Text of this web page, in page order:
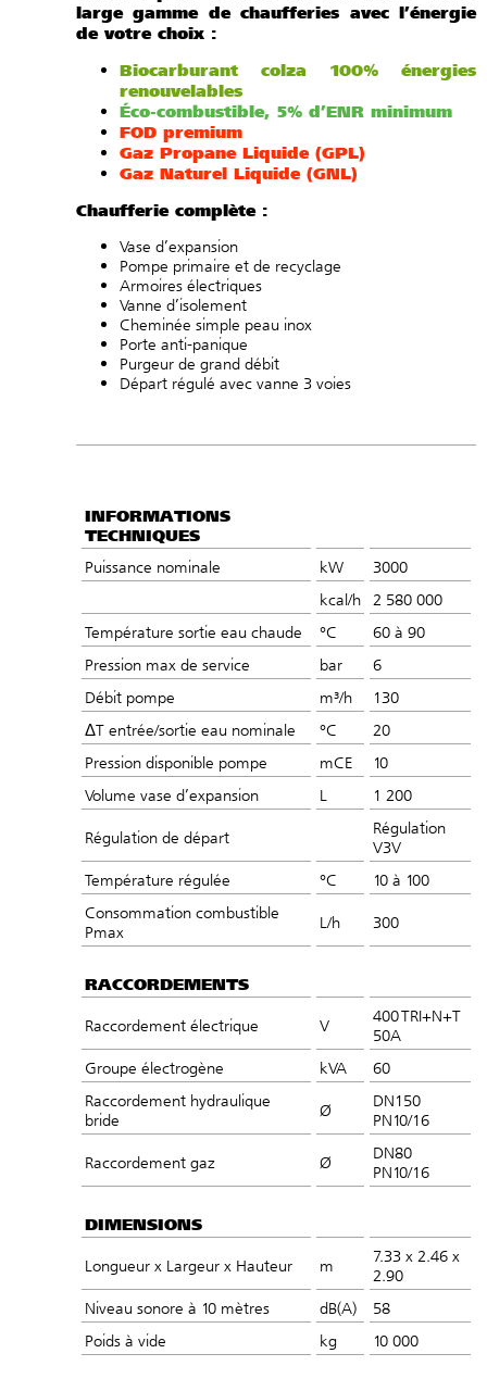
large gamme de chaufferies avec l’énergie
de votre choix :
Biocarburant colza 100% énergies
renouvelables
Éco-combustible, 5% d’ENR minimum
FOD premium
Gaz Propane Liquide (GPL)
Gaz Naturel Liquide (GNL)
Chaufferie complète :
Vase d’expansion
Pompe primaire et de recyclage
Armoires électriques
Vanne d’isolement
Cheminée simple peau inox
Porte anti-panique
Purgeur de grand débit
Départ régulé avec vanne 3 voies
INFORMATIONS
TECHNIQUES
Puissance nominale kW
3000
kcal/h 2 580 000
Température sortie eau chaude
°C
60 à 90
Pression max de service
bar
6
Débit pompe
m³/h
130
ΔT entrée/sortie eau nominale
°C
20
Pression disponible pompe
mCE
10
Volume vase d’expansion
L 1 200
Régulation de départ
Régulation
V3V
Température régulée
°C
10 à 100
Consommation combustible
Pmax
L/h 300
RACCORDEMENTS
Raccordement électrique V
400 TRI+N+T
50A
Groupe électrogène
kVA
60
Raccordement hydraulique
bride
Ø
DN150
PN10/16
Raccordement gaz Ø
DN80
PN10/16
DIMENSIONS
Longueur x Largeur x Hauteur m
7.33 x 2.46 x
2.90
Niveau sonore à 10 mètres
dB(A)
58
Poids à vide
kg 10 000